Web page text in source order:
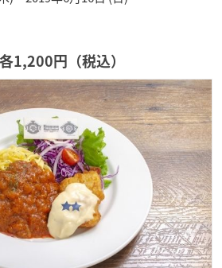
1,200円（税込）